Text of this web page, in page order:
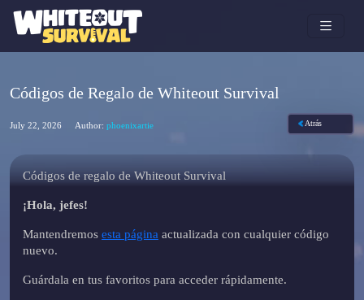
Códigos de Regalo de Whiteout Survival
July 22, 2026 Author: phoenixartie Atrás
Códigos de regalo de Whiteout Survival
¡Hola, jefes!
Mantendremos esta página actualizada con cualquier código
nuevo.
Guárdala en tus favoritos para acceder rápidamente.